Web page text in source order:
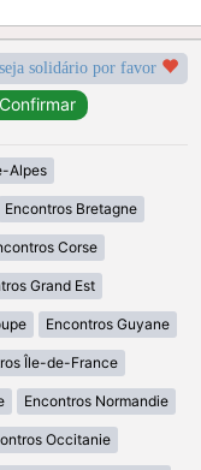
solidário por favor
Alpes
Encontros Bretagne
Corse
Grand Est
Encontros Guyane
Île-de-France
Encontros Normandie
Occitanie